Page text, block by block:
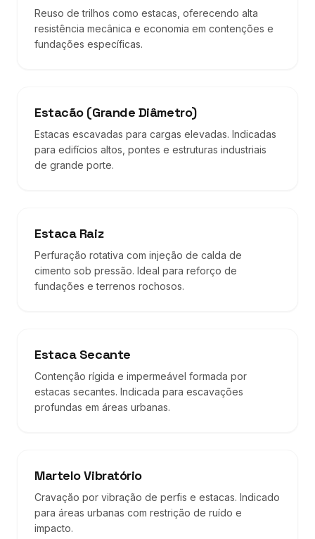
Reuso de trilhos como estacas, oferecendo alta
resistência mecânica e economia em contenções e
fundações específicas.
Estacão (Grande Diâmetro)
Estacas escavadas para cargas elevadas. Indicadas
para edifícios altos, pontes e estruturas industriais
de grande porte.
Estaca Raiz
Perfuração rotativa com injeção de calda de
cimento sob pressão. Ideal para reforço de
fundações e terrenos rochosos.
Estaca Secante
Contenção rígida e impermeável formada por
estacas secantes. Indicada para escavações
profundas em áreas urbanas.
Martelo Vibratório
Cravação por vibração de perfis e estacas. Indicado
para áreas urbanas com restrição de ruído e
impacto.